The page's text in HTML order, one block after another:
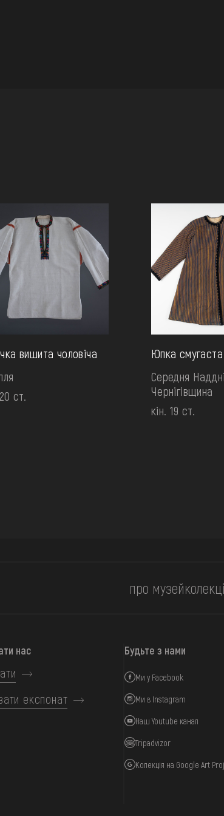
вишита чоловіча
ст.
Юпка смугаста
Середня
Чернігівщина
кін. 19 ст.
про музей
нас
експонат
Будьте з нами
Ми у Facebook
Ми в Instagram
Наш Youtube канал
Tripadvizor
Колекція на Google Art